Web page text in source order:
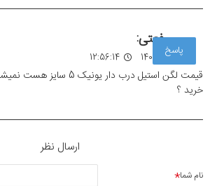
رفعتی:
30 دی 1403 12:56:14 پاسخ
قیمت لگن استیل درب دار یونیک 5
خرید ؟
ارسال نظر
نام شما